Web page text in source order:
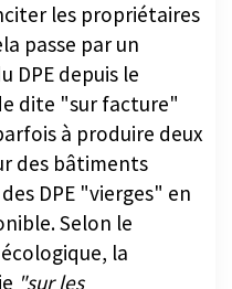
passe par un
DPE depuis le
dite "sur facture"
à produire deux
des bâtiments
DPE "vierges" en
Selon le
la
"sur les
du